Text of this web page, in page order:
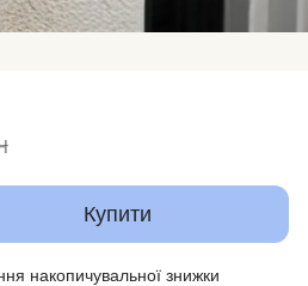
Купити
накопичувальної знижки